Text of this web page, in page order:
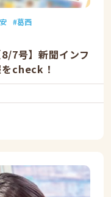
葛西
7号】新聞インフ
check！